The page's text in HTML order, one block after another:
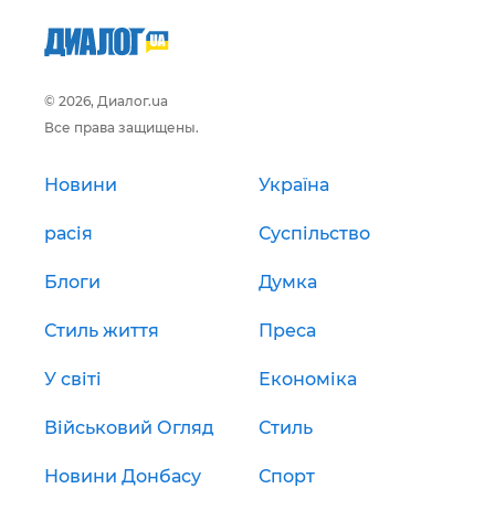
© 2026, Диалог.ua
Все права защищены.
Новини Україна
расія Суспільство
Блоги Думка
Стиль життя Преса
У світі Економіка
Військовий Огляд Стиль
Новини Донбасу Спорт